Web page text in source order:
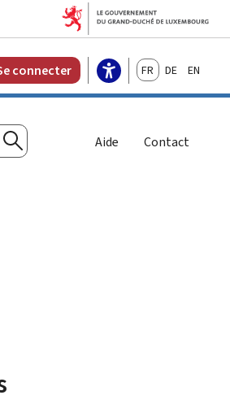
connecter FrançaisDeutschEnglish
Rechercher
Aide Contact